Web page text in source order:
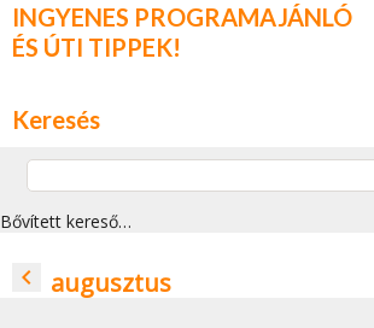
INGYENES PROGRAMAJÁNLÓ
ÉS ÚTI TIPPEK!
Keresés
Bővített kereső…
navigate_before augusztus